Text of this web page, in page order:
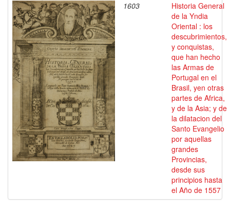
1603
Historia General
de la Yndia
Oriental : los
descubrimientos,
y conquistas,
que han hecho
las Armas de
Portugal en el
Brasil, yen otras
partes de Africa,
y de la Asia; y de
la dilatacion del
Santo Evangelio
por aquellas
grandes
Provincias,
desde sus
principios hasta
el Año de 1557